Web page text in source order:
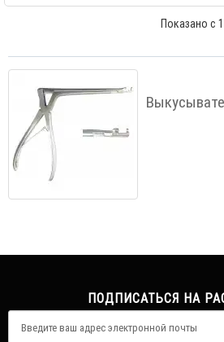
Показано с
ПОДПИСАТЬСЯ НА